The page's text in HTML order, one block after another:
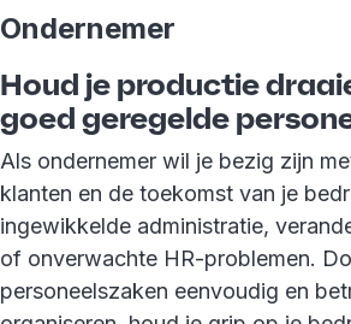
Ondernemer
Houd je productie
goed geregelde
Als ondernemer wil je bezig zijn
klanten en de toekomst van je
ingewikkelde administratie,
of onverwachte HR-problemen.
personeelszaken eenvoudig en